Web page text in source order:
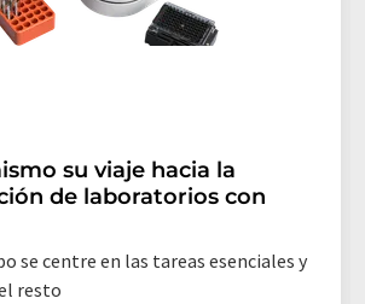
su viaje hacia la
de laboratorios con
se centre en las tareas esenciales y
resto